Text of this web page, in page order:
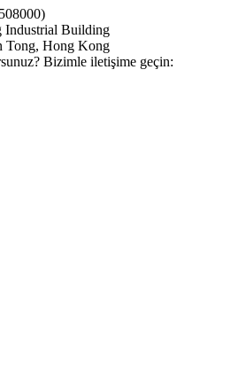
Industrial Building
Tong, Hong Kong
Bizimle iletişime geçin: